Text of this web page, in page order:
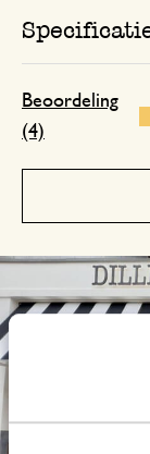
Beoordeling
(4)